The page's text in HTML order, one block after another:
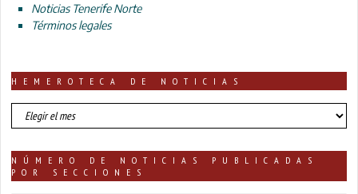
Noticias Tenerife Norte
Términos legales
HEMEROTECA DE NOTICIAS
HEMEROTECA
DE
NÚMERO DE NOTICIAS PUBLICADAS
POR SECCIONES